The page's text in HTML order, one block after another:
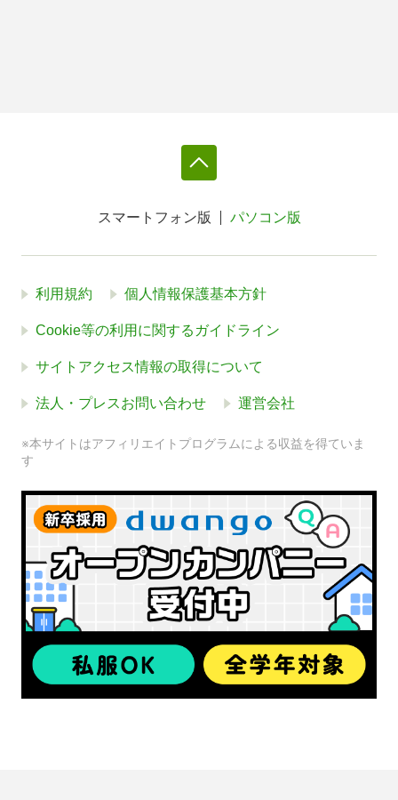
スマートフォン版 パソコン版
利用規約 個人情報保護基本方針
Cookie等の利用に関するガイドライン
サイトアクセス情報の取得について
法人・プレスお問い合わせ 運営会社
※本サイトはアフィリエイトプログラムによる収益を得ていま
す